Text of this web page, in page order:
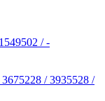
/
/ 3935528 /